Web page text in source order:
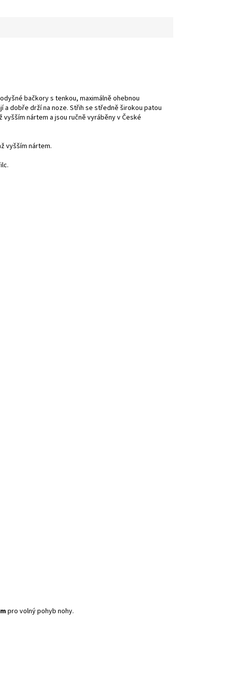
bačkory s tenkou, maximálně ohebnou
a dobře drží na noze. Střih se středně širokou patou
nártem a jsou ručně vyráběny v České
vyšším nártem.
pro volný pohyb nohy.